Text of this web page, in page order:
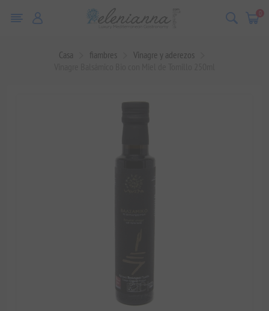
0
Casa fiambres
Vinagre y aderezos